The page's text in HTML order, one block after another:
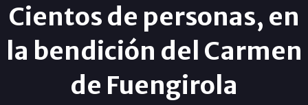
Cientos de personas, en
la bendición del Carmen
de Fuengirola